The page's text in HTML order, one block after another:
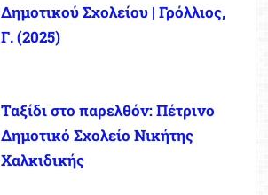
Δημοτικού Σχολείου | Γρόλλιος,
Γ. (2025)
Ταξίδι στο παρελθόν: Πέτρινο
Δημοτικό Σχολείο Νικήτης
Χαλκιδικής